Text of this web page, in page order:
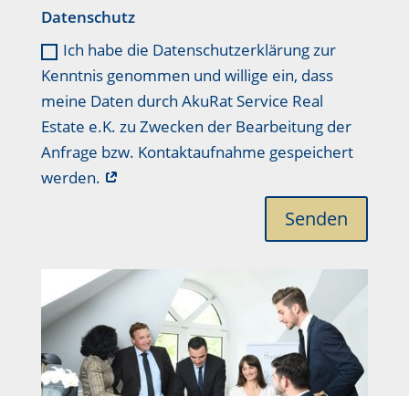
Datenschutz
Ich habe die Datenschutzerklärung zur
Kenntnis genommen und willige ein, dass
meine Daten durch AkuRat Service Real
Estate e.K. zu Zwecken der Bearbeitung der
Anfrage bzw. Kontaktaufnahme gespeichert
werden.
Senden